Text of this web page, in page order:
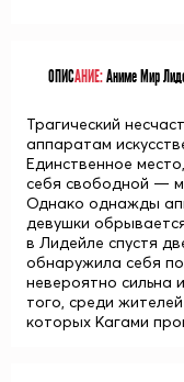
ОПИСАНИЕ:Аниме Мир
Трагический
аппаратам
Единственное
себя свободной —
Однако однажды
девушки
в Лидейле спустя
обнаружила себя
невероятно сильна
того, среди
которых Кагами